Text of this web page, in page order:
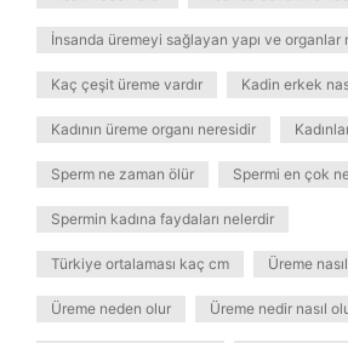
İnsanda üremeyi sağlayan yapı ve organlar
Kaç çeşit üreme vardır Kadin erkek
Kadının üreme organı neresidir
Sperm ne zaman ölür Spermi en çok ne
Spermin kadına faydaları nelerdir
Türkiye ortalaması kaç cm Üreme
Üreme neden olur Üreme nedir nasıl